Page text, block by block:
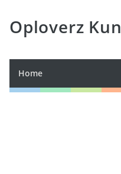
Oploverz Kun
Home